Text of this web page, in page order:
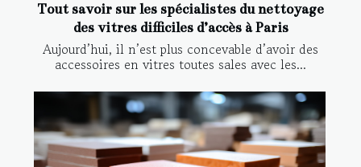
Tout savoir sur les spécialistes du nettoyage
des vitres difficiles d’accès à Paris
Aujourd’hui, il n’est plus concevable d’avoir des
accessoires en vitres toutes sales avec les...